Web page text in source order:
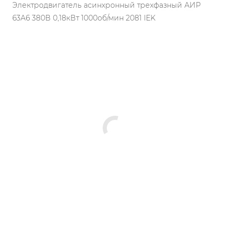
Электродвигатель асинхронный трехфазный АИР
63A6 380В 0,18кВт 1000об/мин 2081 IEK